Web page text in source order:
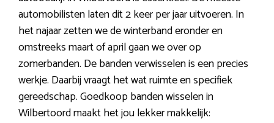
automobilisten laten dit 2 keer per jaar uitvoeren. In
het najaar zetten we de winterband eronder en
omstreeks maart of april gaan we over op
zomerbanden. De banden verwisselen is een precies
werkje. Daarbij vraagt het wat ruimte en specifiek
gereedschap. Goedkoop banden wisselen in
Wilbertoord maakt het jou lekker makkelijk: